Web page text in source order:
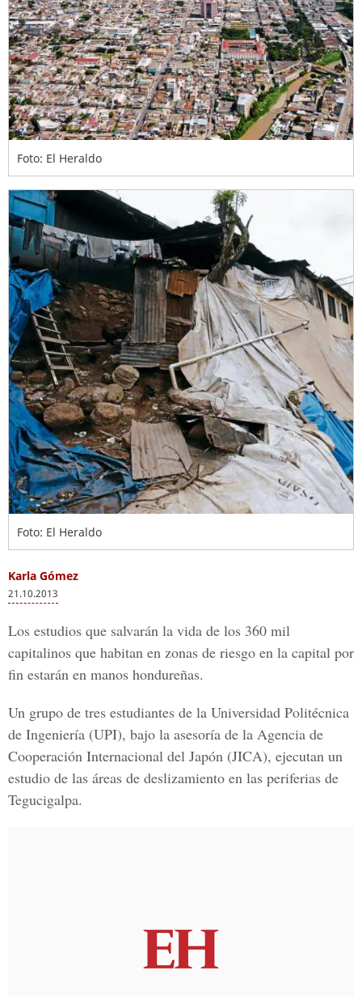
Foto: El Heraldo
Foto: El Heraldo
Karla Gómez
21.10.2013
Los estudios que salvarán la vida de los 360 mil
capitalinos que habitan en zonas de riesgo en la capital por
fin estarán en manos hondureñas.
Un grupo de tres estudiantes de la Universidad Politécnica
de Ingeniería (UPI), bajo la asesoría de la Agencia de
Cooperación Internacional del Japón (JICA), ejecutan un
estudio de las áreas de deslizamiento en las periferias de
Tegucigalpa.